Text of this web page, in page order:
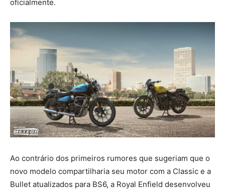
oficialmente.
Ao contrário dos primeiros rumores que sugeriam que o
novo modelo compartilharia seu motor com a Classic e a
Bullet atualizados para BS6, a Royal Enfield desenvolveu